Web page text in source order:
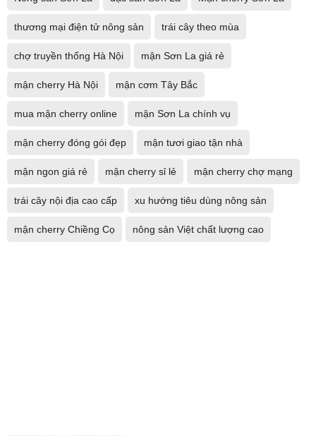
thương mại điện tử nông sản trái cây theo mùa
chợ truyền thống Hà Nội mận Sơn La giá rẻ
mận cherry Hà Nội mận cơm Tây Bắc
mua mận cherry online mận Sơn La chính vụ
mận cherry đóng gói đẹp mận tươi giao tận nhà
mận ngon giá rẻ mận cherry sỉ lẻ mận cherry chợ mạng
trái cây nội địa cao cấp xu hướng tiêu dùng nông sản
mận cherry Chiềng Cọ nông sản Việt chất lượng cao